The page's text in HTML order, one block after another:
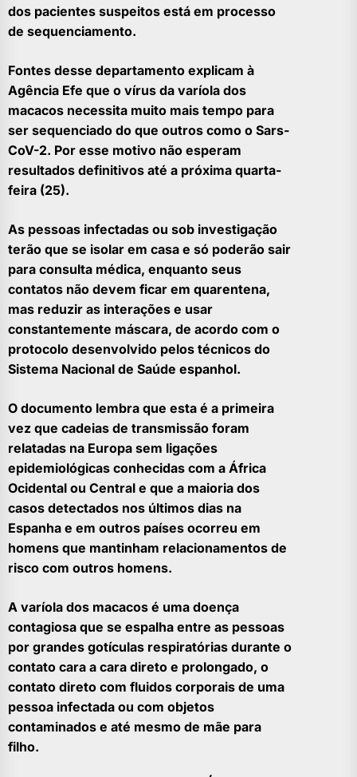
dos pacientes suspeitos está em processo
de sequenciamento.
Fontes desse departamento explicam à
Agência Efe que o vírus da varíola dos
macacos necessita muito mais tempo para
ser sequenciado do que outros como o Sars-
CoV-2. Por esse motivo não esperam
resultados definitivos até a próxima quarta-
feira (25).
As pessoas infectadas ou sob investigação
terão que se isolar em casa e só poderão sair
para consulta médica, enquanto seus
contatos não devem ficar em quarentena,
mas reduzir as interações e usar
constantemente máscara, de acordo com o
protocolo desenvolvido pelos técnicos do
Sistema Nacional de Saúde espanhol.
O documento lembra que esta é a primeira
vez que cadeias de transmissão foram
relatadas na Europa sem ligações
epidemiológicas conhecidas com a África
Ocidental ou Central e que a maioria dos
casos detectados nos últimos dias na
Espanha e em outros países ocorreu em
homens que mantinham relacionamentos de
risco com outros homens.
A varíola dos macacos é uma doença
contagiosa que se espalha entre as pessoas
por grandes gotículas respiratórias durante o
contato cara a cara direto e prolongado, o
contato direto com fluidos corporais de uma
pessoa infectada ou com objetos
contaminados e até mesmo de mãe para
filho.